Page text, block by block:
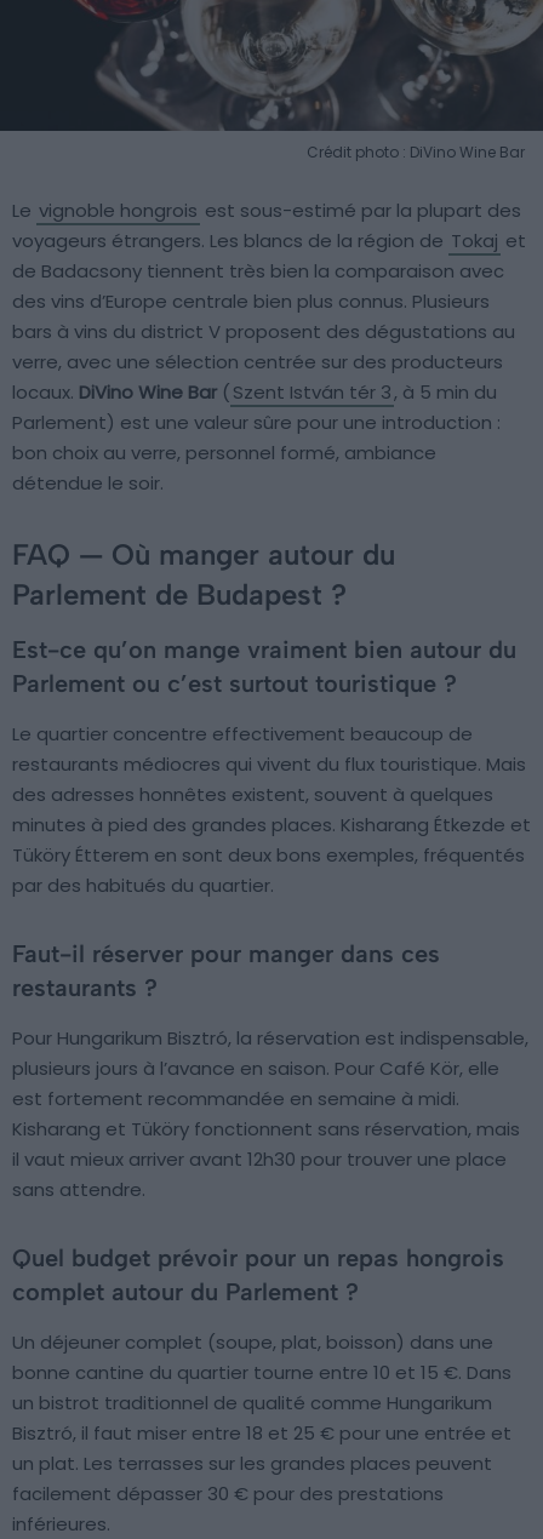
Crédit photo : DiVino Wine Bar
Le vignoble hongrois est sous-estimé par la plupart des
voyageurs étrangers. Les blancs de la région de Tokaj et
de Badacsony tiennent très bien la comparaison avec
des vins d’Europe centrale bien plus connus. Plusieurs
bars à vins du district V proposent des dégustations au
verre, avec une sélection centrée sur des producteurs
locaux. DiVino Wine Bar (Szent István tér 3, à 5 min du
Parlement) est une valeur sûre pour une introduction :
bon choix au verre, personnel formé, ambiance
détendue le soir.
FAQ — Où manger autour du
Parlement de Budapest ?
Est-ce qu’on mange vraiment bien autour du
Parlement ou c’est surtout touristique ?
Le quartier concentre effectivement beaucoup de
restaurants médiocres qui vivent du flux touristique. Mais
des adresses honnêtes existent, souvent à quelques
minutes à pied des grandes places. Kisharang Étkezde et
Tüköry Étterem en sont deux bons exemples, fréquentés
par des habitués du quartier.
Faut-il réserver pour manger dans ces
restaurants ?
Pour Hungarikum Bisztró, la réservation est indispensable,
plusieurs jours à l’avance en saison. Pour Café Kör, elle
est fortement recommandée en semaine à midi.
Kisharang et Tüköry fonctionnent sans réservation, mais
il vaut mieux arriver avant 12h30 pour trouver une place
sans attendre.
Quel budget prévoir pour un repas hongrois
complet autour du Parlement ?
Un déjeuner complet (soupe, plat, boisson) dans une
bonne cantine du quartier tourne entre 10 et 15 €. Dans
un bistrot traditionnel de qualité comme Hungarikum
Bisztró, il faut miser entre 18 et 25 € pour une entrée et
un plat. Les terrasses sur les grandes places peuvent
facilement dépasser 30 € pour des prestations
inférieures.